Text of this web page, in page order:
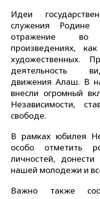
Идеи
служения Родине
отражение во
произведениях,
художественных.
деятельность
движения Алаш. В
внесли огромный
Независимости,
свободе.
В рамках юбилея
особо отметить
личностей,
нашей молодежи и
Важно также